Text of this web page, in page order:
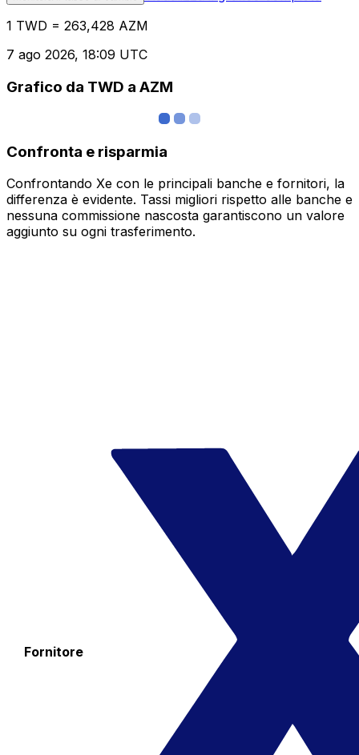
1 TWD = 263,428 AZM
7 ago 2026, 18:09 UTC
Grafico da TWD a AZM
Confronta e risparmia
Confrontando Xe con le principali banche e fornitori, la
differenza è evidente. Tassi migliori rispetto alle banche e
nessuna commissione nascosta garantiscono un valore
aggiunto su ogni trasferimento.
Fornitore